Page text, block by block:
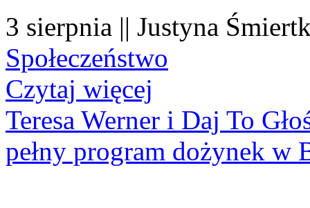
3 sierpnia || Justyna
Społeczeństwo
Czytaj więcej
Teresa Werner i Daj To
pełny program dożynek w